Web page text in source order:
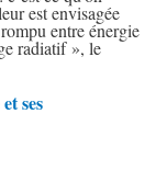
est envisagée
entre énergie
radiatif », le
ses